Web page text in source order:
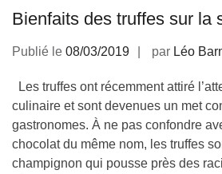
Bienfaits des truffes sur la
Publié le 08/03/2019 par Léo
Les truffes ont récemment attiré
culinaire et sont devenues un met
gastronomes. À ne pas confondre
chocolat du même nom, les truffes
champignon qui pousse près des